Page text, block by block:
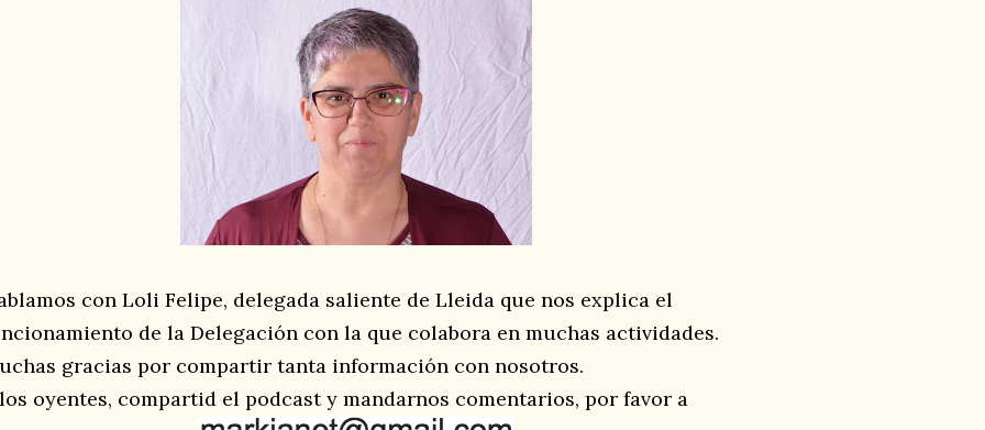
con Loli Felipe, delegada saliente de Lleida que nos explica el
de la Delegación con la que colabora en muchas actividades.
gracias por compartir tanta información con nosotros.
oyentes, compartid el podcast y mandarnos comentarios, por favor a